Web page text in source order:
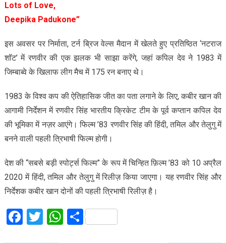
Lots of Love,
Deepika Padukone”
इस अवसर पर निर्माता, टर्न ब्रिज वेल्स मैदान में खेलते हुए प्रतिष्ठित ‘नटराज
शॉट’ में रणवीर की एक झलक भी साझा करेंगे, जहां कपिल देव ने 1983 में
जिम्बाब्वे के खिलाफ लीग मैच में 175 रन बनाए थे।
1983 के विश्व कप की ऐतिहासिक जीत का पता लगाने के लिए, कबीर खान की
आगामी निर्देशन में रणवीर सिंह भारतीय क्रिकेट टीम के पूर्व कप्तान कपिल देव
की भूमिका में नज़र आएंगे। फिल्म ’83 रणवीर सिंह की हिंदी, तमिल और तेलुगु में
बनने वाली पहली त्रिभाषी फिल्म होगी।
देश की “सबसे बड़ी स्पोर्ट्स फिल्म” के रूप में चिन्हित फ़िल्म ’83 को 10 अप्रैल
2020 में हिंदी, तमिल और तेलुगु में रिलीज़ किया जाएगा। यह रणवीर सिंह और
निर्देशक कबीर खान दोनों की पहली त्रिभाषी रिलीज़ है।
Facebook
Twitter
WhatsApp
Share